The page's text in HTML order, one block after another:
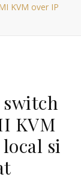
KVM over IP
switch
KVM
si